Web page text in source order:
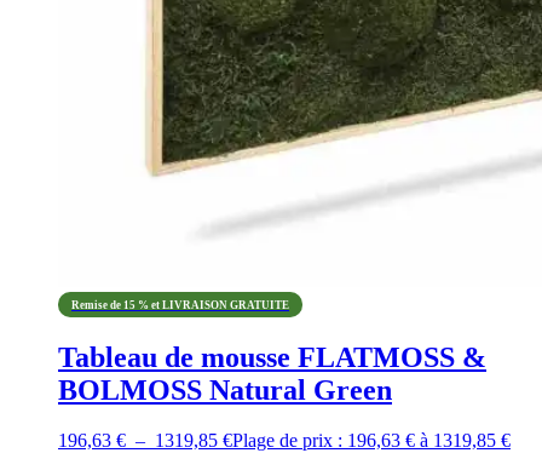
Remise de 15 % et LIVRAISON GRATUITE
Tableau de mousse FLATMOSS &
BOLMOSS Natural Green
196,63 € – 1319,85 €Plage de prix : 196,63 € à 1319,85 €